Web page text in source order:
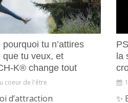
pourquoi tu n’attires
que tu veux, et
K® change tout
coeur de l'être
d’attraction
la
✨